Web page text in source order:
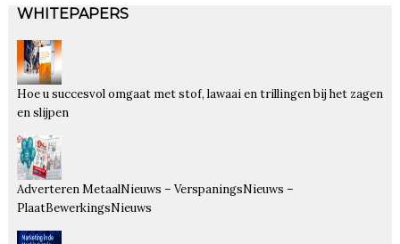
WHITEPAPERS
Hoe u succesvol omgaat met stof, lawaai en trillingen bij het zagen
en slijpen
Adverteren MetaalNieuws – VerspaningsNieuws –
PlaatBewerkingsNieuws